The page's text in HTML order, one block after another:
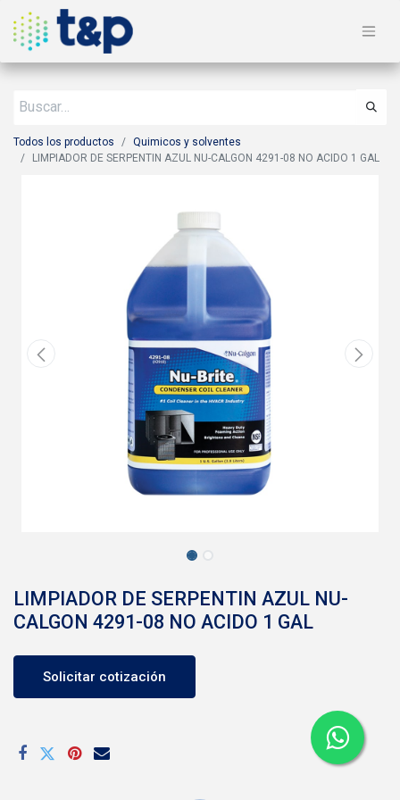
Todos los productos
Quimicos y solventes
LIMPIADOR DE SERPENTIN AZUL NU-CALGON 4291-08 NO ACIDO 1 GAL
LIMPIADOR DE SERPENTIN AZUL NU-
CALGON 4291-08 NO ACIDO 1 GAL
Solicitar cotización